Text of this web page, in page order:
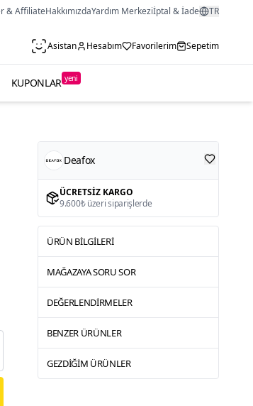
& AffiliateHakkımızdaYardım Merkeziİptal & İade TR
Asistan Hesabım Favorilerim Sepetim
KUPONLAR yeni
Deafox
ÜCRETSIZ KARGO
9.600₺ üzeri siparişlerde
ÜRÜN BILGILERI
MAĞAZAYA SORU SOR
DEĞERLENDIRMELER
BENZER ÜRÜNLER
GEZDIĞIM ÜRÜNLER